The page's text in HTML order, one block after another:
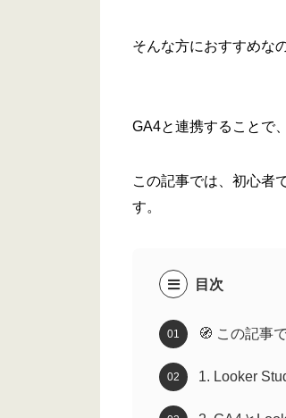
そんな方におすすめな
GA4と連携することで、
この記事では、初心者
す。
目次
🧭 この記事
1. Looker